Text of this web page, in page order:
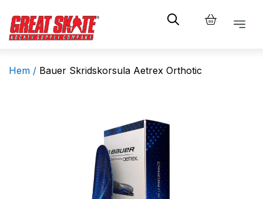
Hem / Bauer Skridskorsula Aetrex Orthotic